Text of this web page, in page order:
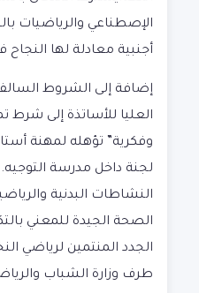
الإصطناعي والرياضيات
أجنبية معادلة لها
إضافة إلى الشروط
العليا للأساتذة إلى
وفكرية” تؤهله لمهنة
لجنة داخل مدرسة
النشاطات البدنية
الصحة الجيدة للمعني
الجدد المنتمين لرياضي
طرف وزارة الشباب